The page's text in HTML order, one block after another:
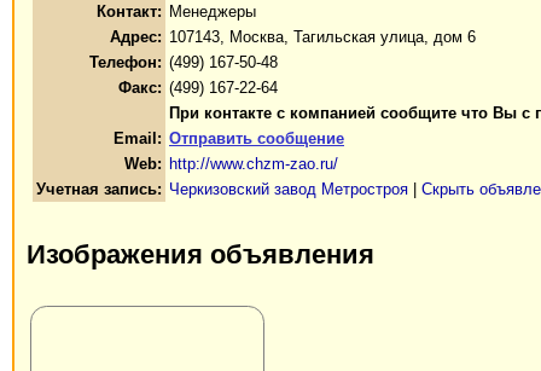
Контакт: Менеджеры
Адрес: 107143, Москва, Тагильская улица, дом 6
Телефон: (499) 167-50-48
Факс: (499) 167-22-64
При контакте с компанией сообщите что Вы с
Email: Отправить сообщение
Web: http://www.chzm-zao.ru/
Учетная запись: Черкизовский завод Метростроя | Скрыть
Изображения объявления